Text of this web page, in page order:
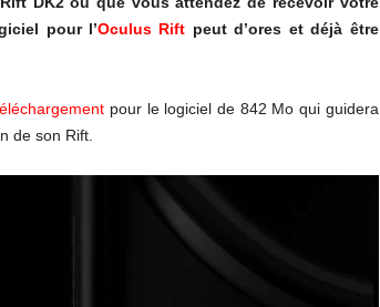
pour l’Oculus Rift peut d’ores et déjà être
pour le logiciel de 842 Mo qui guidera
de son Rift.